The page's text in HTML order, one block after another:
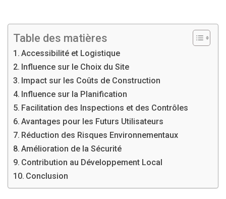
Table des matières
Accessibilité et Logistique
Influence sur le Choix du Site
Impact sur les Coûts de Construction
Influence sur la Planification
Facilitation des Inspections et des Contrôles
Avantages pour les Futurs Utilisateurs
Réduction des Risques Environnementaux
Amélioration de la Sécurité
Contribution au Développement Local
Conclusion